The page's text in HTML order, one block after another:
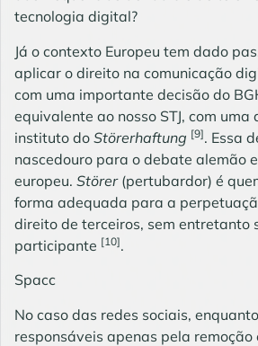
tecnologia digital?
Já o contexto Europeu tem dado
aplicar o direito na comunicação
com uma importante decisão do
equivalente ao nosso STJ, com uma
instituto do Störerhaftung [9]. Essa
nascedouro para o debate alemão e
europeu. Störer(pertubardor) é
forma adequada para a
direito de terceiros, sem entretanto
participante [10].
Spacc
No caso das redes sociais, enquanto
responsáveis apenas pela remoção